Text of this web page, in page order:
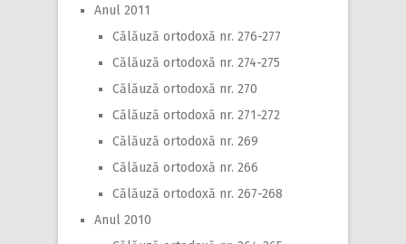
Anul 2011
Călăuză ortodoxă nr. 276-277
Călăuză ortodoxă nr. 274-275
Călăuză ortodoxă nr. 270
Călăuză ortodoxă nr. 271-272
Călăuză ortodoxă nr. 269
Călăuză ortodoxă nr. 266
Călăuză ortodoxă nr. 267-268
Anul 2010